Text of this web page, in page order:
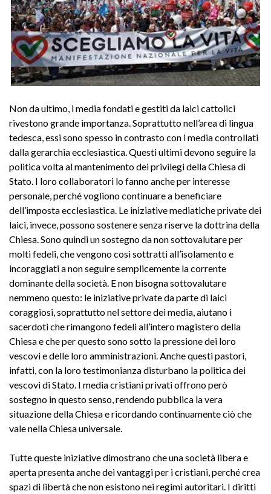
Non da ultimo, i media fondati e gestiti da laici cattolici
rivestono grande importanza. Soprattutto nell’area di lingua
tedesca, essi sono spesso in contrasto con i media controllati
dalla gerarchia ecclesiastica. Questi ultimi devono seguire la
politica volta al mantenimento dei privilegi della Chiesa di
Stato. I loro collaboratori lo fanno anche per interesse
personale, perché vogliono continuare a beneficiare
dell’imposta ecclesiastica. Le iniziative mediatiche private dei
laici, invece, possono sostenere senza riserve la dottrina della
Chiesa. Sono quindi un sostegno da non sottovalutare per
molti fedeli, che vengono così sottratti all’isolamento e
incoraggiati a non seguire semplicemente la corrente
dominante della società. E non bisogna sottovalutare
nemmeno questo: le iniziative private da parte di laici
coraggiosi, soprattutto nel settore dei media, aiutano i
sacerdoti che rimangono fedeli all’intero magistero della
Chiesa e che per questo sono sotto la pressione dei loro
vescovi e delle loro amministrazioni. Anche questi pastori,
infatti, con la loro testimonianza disturbano la politica dei
vescovi di Stato. I media cristiani privati offrono però
sostegno in questo senso, rendendo pubblica la vera
situazione della Chiesa e ricordando continuamente ciò che
vale nella Chiesa universale.
Tutte queste iniziative dimostrano che una società libera e
aperta presenta anche dei vantaggi per i cristiani, perché crea
spazi di libertà che non esistono nei regimi autoritari. I diritti